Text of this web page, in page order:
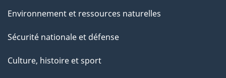
Environnement et ressources naturelles
Sécurité nationale et défense
Culture, histoire et sport